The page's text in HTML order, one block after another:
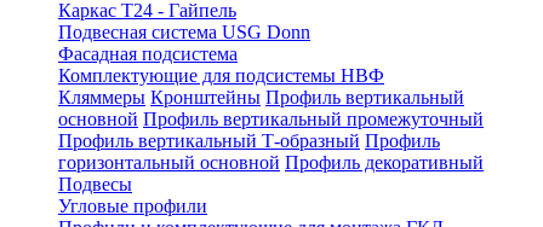
Каркас Т24 - Гайпель
Подвесная система USG Donn
Фасадная подсистема
Комплектующие для подсистемы НВФ
Кляммеры Кронштейны Профиль вертикальный
основной Профиль вертикальный промежуточный
Профиль вертикальный Т-образный Профиль
горизонтальный основной Профиль декоративный
Подвесы
Угловые профили